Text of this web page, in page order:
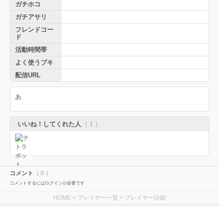
ガチホコ
ガチアサリ
フレンドコー
ド
活動時間帯
よく使うブキ
配信URL
あ
いいね！してくれた人 （ 1 ）
コメント （ 0 ）
コメントするにはログインが必要です
HOME > プレイヤー一覧 > プレイヤー詳細